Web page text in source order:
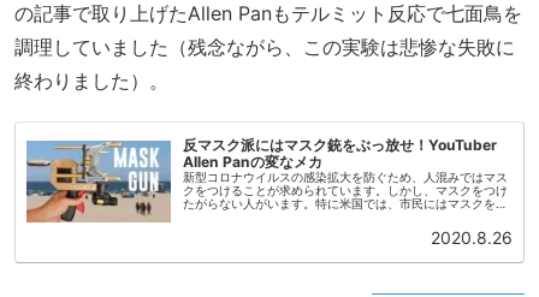
の記事で取り上げたAllen Panもテルミット反応で七面鳥を
調理していました（残念ながら、この実験は悲惨な失敗に
終わりました）。
反マスク派にはマスク銃をぶっ放せ！YouTuber
Allen Panの変なメカ
新型コロナウイルスの感染拡大を防ぐため、人混みではマス
クをつけることが求められています。しかし、マスクをつけ
たがらない人がいます。特に米国では、市民にはマスクをつ
2020.8.26